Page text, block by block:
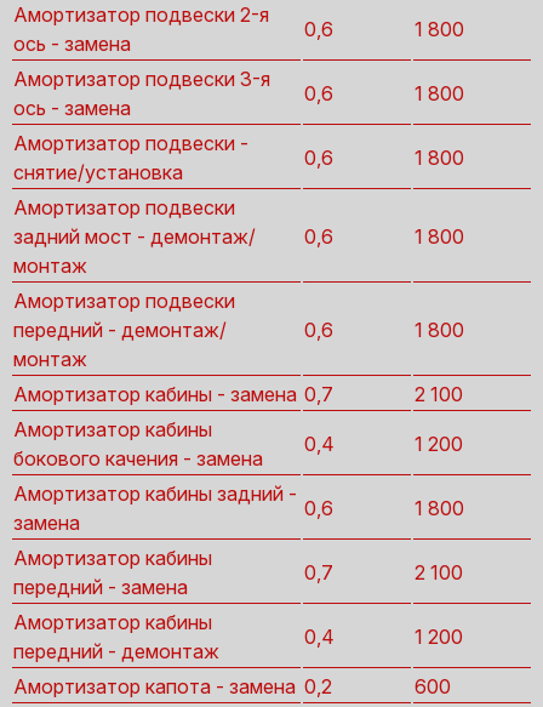
Амортизатор подвески 2-я
ось - замена
0,6 1 800
Амортизатор подвески 3-я
ось - замена
0,6 1 800
Амортизатор подвески -
снятие/установка
0,6 1 800
Амортизатор подвески
задний мост - демонтаж/
монтаж
0,6 1 800
Амортизатор подвески
передний - демонтаж/
монтаж
0,6 1 800
Амортизатор кабины - замена 0,7
2 100
Амортизатор кабины
бокового качения - замена
0,4 1 200
Амортизатор кабины задний -
замена
0,6 1 800
Амортизатор кабины
передний - замена
0,7 2 100
Амортизатор кабины
передний - демонтаж
0,4 1 200
Амортизатор капота - замена 0,2
600